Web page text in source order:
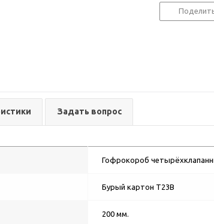
Задать вопрос
Гофрокороб
Бурый картон Т23В
200 мм.